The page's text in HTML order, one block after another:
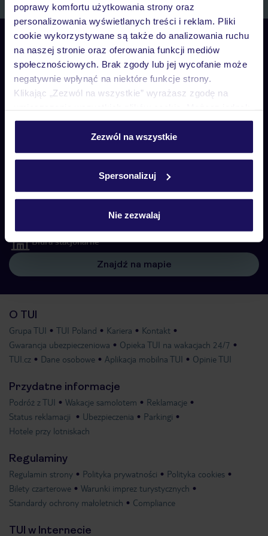
poprawy komfortu użytkowania strony oraz
personalizowania wyświetlanych treści i reklam. Pliki
cookie wykorzystywane są także do analizowania ruchu
na naszej stronie oraz oferowania funkcji mediów
społecznościowych. Brak zgody lub jej wycofanie może
negatywnie wpłynąć na niektóre funkcje strony.
Klikając „Zezwól na wszystkie” wyrażasz zgodę na
personalizować swój wybór wchodząc w zakładkę
Szczegółowe informacje o plikach cookie znajdziesz
Zezwól na wszystkie
Spersonalizuj
Nie zezwalaj
Skontaktuj się z nami
Telefoniczne Centrum Rezerwacji
pon. – pt. 08:00–22:00, sob. – niedz. 09:00–21:00
22 270 31 20
22 255 04 02
Biuro Obsługi Klienta
Biura stacjonarne
Znajdź na mapie
O TUI
Grupa TUI TUI Poland Kariera
Kontakt
Gwarancja ubezpieczeniowa
Opieka TUI na wakacjach 24/7
TUI.cz
Dane osobowe Aplikacja mobilna TUI Opinie TUI
Przydatne informacje
Podróż z TUI Wakacje samolotem
Reklamacje
Status reklamacji
Ubezpieczenia
Parkingi
Hotele przy lotniskach
Regulaminy
Regulamin strony Polityka prywatności
Polityka cookies
Bilety czarterowe
Warunki imprez turystycznych
Standardy ochrony małoletnich
Compliance
TUI w Internecie